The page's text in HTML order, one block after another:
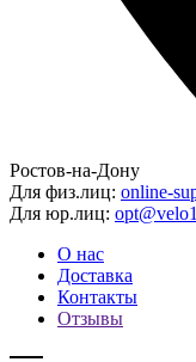
Ростов-на-Дону
Для физ.лиц: online-
Для юр.лиц:
О нас
Доставка
Контакты
Отзывы